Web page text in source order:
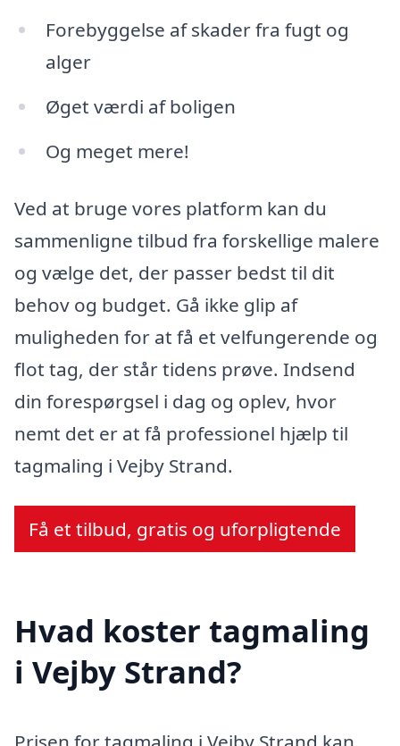
Forebyggelse af skader fra fugt og
alger
Øget værdi af boligen
Og meget mere!
Ved at bruge vores platform kan du
sammenligne tilbud fra forskellige malere
og vælge det, der passer bedst til dit
behov og budget. Gå ikke glip af
muligheden for at få et velfungerende og
flot tag, der står tidens prøve. Indsend
din forespørgsel i dag og oplev, hvor
nemt det er at få professionel hjælp til
tagmaling i Vejby Strand.
Få et tilbud, gratis og uforpligtende
Hvad koster tagmaling
i Vejby Strand?